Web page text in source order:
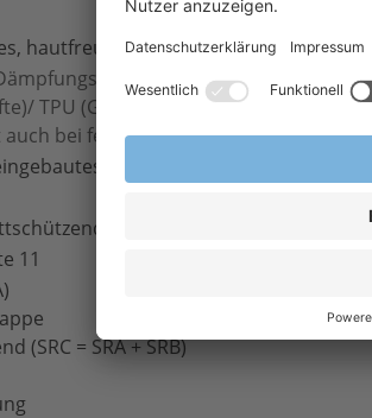
hautfreundliches DISTANCE-NET
Dämpfungssystem für optimale
TPU (Griffige Materialkomponenten
bei feuchten Böden)
FIT-FOR-WORK Fußbett
T-Laminate
11
(SRC = SRA + SRB)